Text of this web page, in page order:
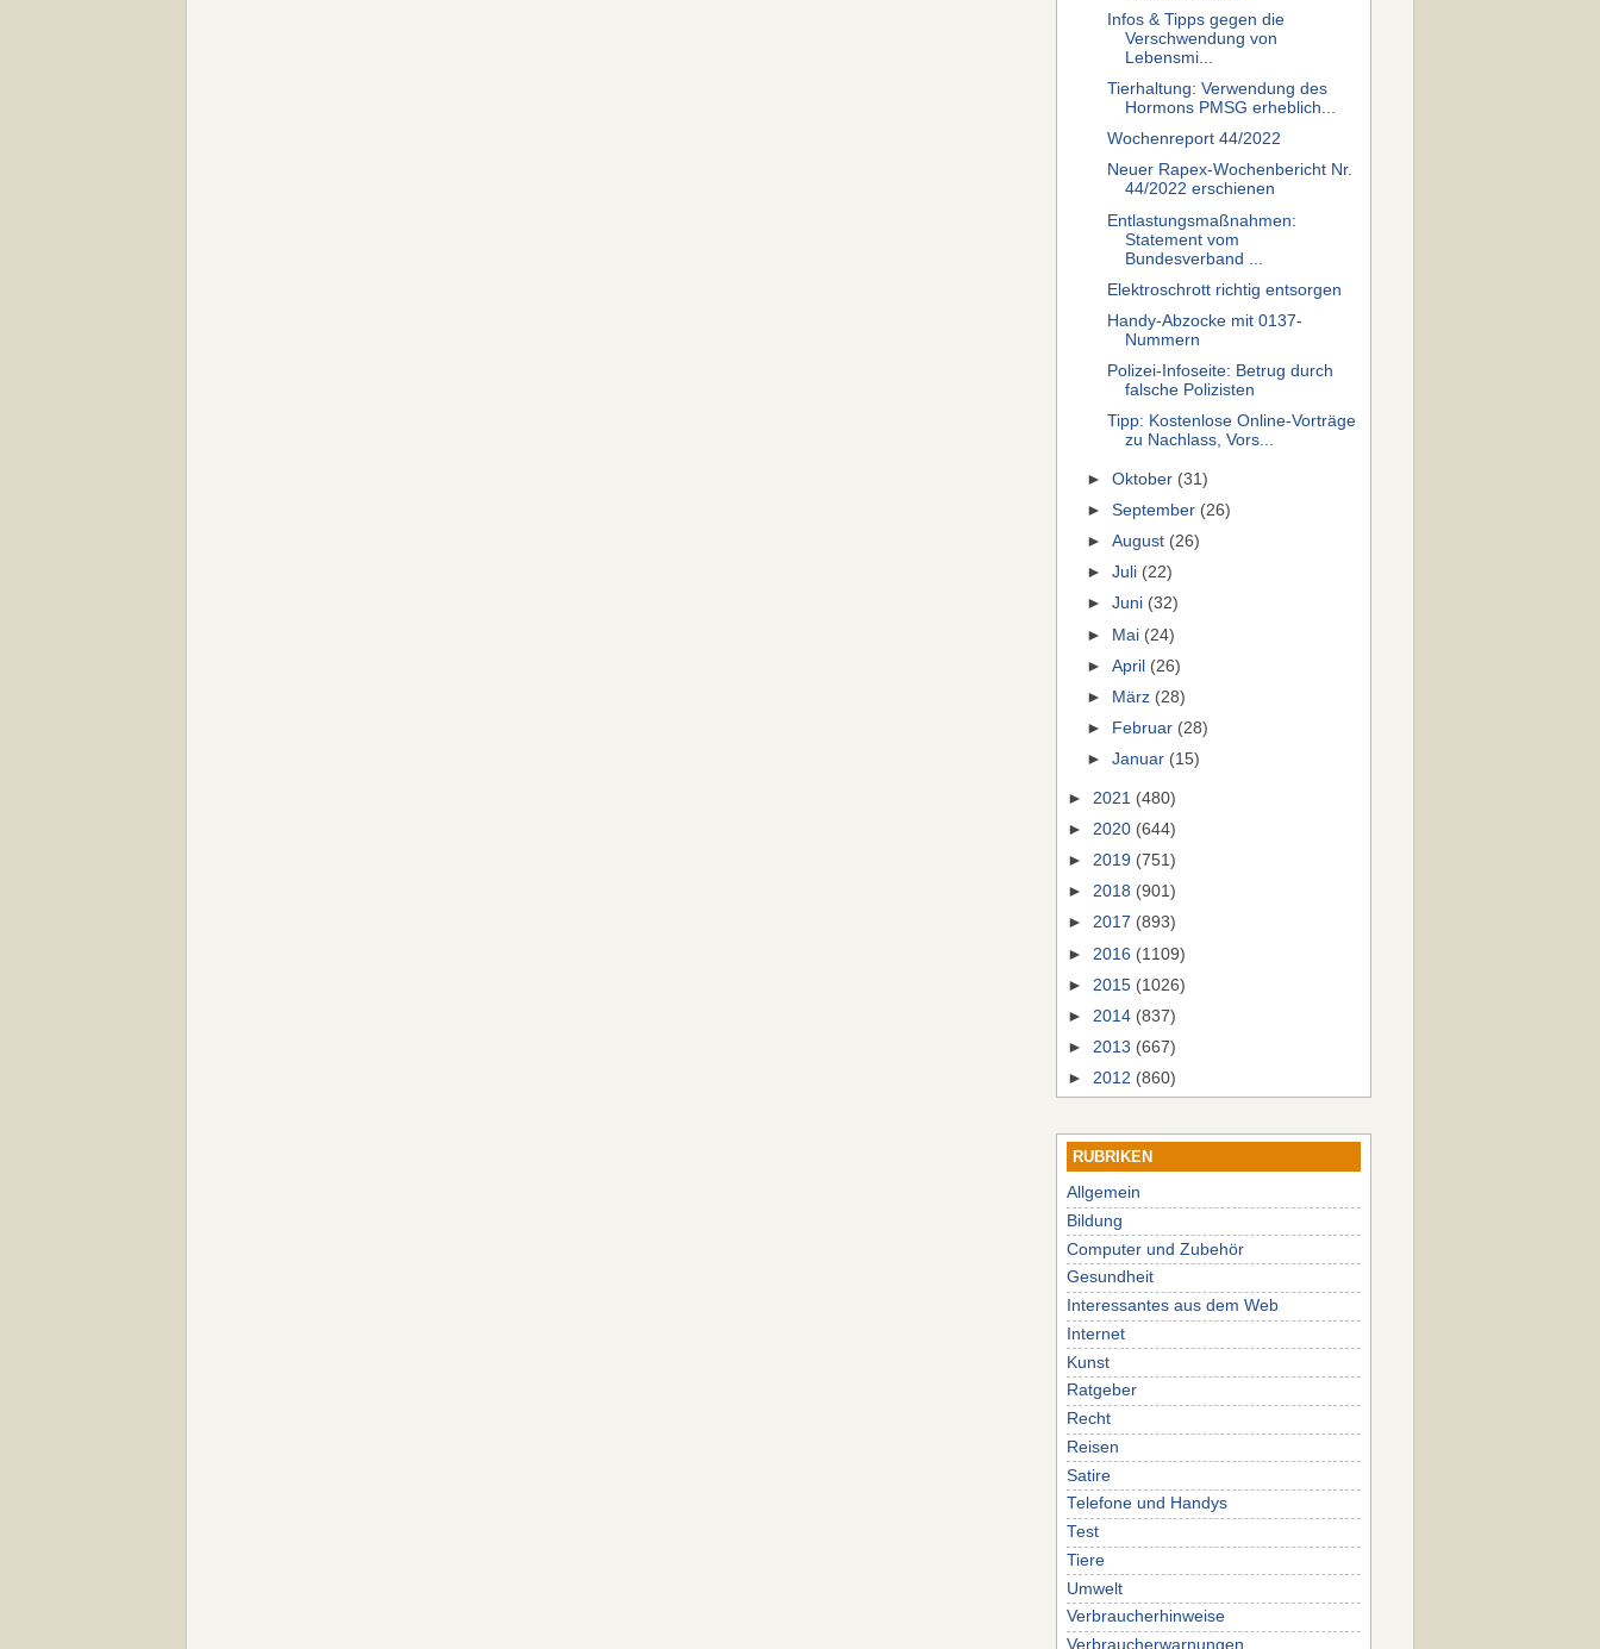
Infos & Tipps gegen die
Verschwendung von
Lebensmi...
Tierhaltung: Verwendung des
Hormons PMSG erheblich...
Wochenreport 44/2022
Neuer Rapex-Wochenbericht Nr.
44/2022 erschienen
Entlastungsmaßnahmen:
Statement vom
Bundesverband ...
Elektroschrott richtig entsorgen
Handy-Abzocke mit 0137-
Nummern
Polizei-Infoseite: Betrug durch
falsche Polizisten
Tipp: Kostenlose Online-Vorträge
zu Nachlass, Vors...
►Oktober (31)
►September (26)
►August (26)
►Juli (22)
►Juni (32)
► Mai (24)
►April (26)
►
März (28)
►
Februar (28)
►Januar (15)
► 2021 (480)
► 2020 (644)
► 2019 (751)
► 2018 (901)
► 2017 (893)
► 2016 (1109)
► 2015 (1026)
► 2014 (837)
► 2013 (667)
► 2012 (860)
RUBRIKEN
Allgemein
Bildung
Computer und Zubehör
Gesundheit
Interessantes aus dem Web
Internet
Kunst
Ratgeber
Recht
Reisen
Satire
Telefone und Handys
Test
Tiere
Umwelt
Verbraucherhinweise
Verbraucherwarnungen